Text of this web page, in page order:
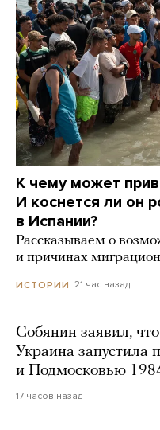
К чему может
И коснется ли он
в Испании?
Рассказываем о
и причинах
ИСТОРИИ 21 час назад
Собянин заявил, что
Украина запустила
и Подмосковью
17 часов назад